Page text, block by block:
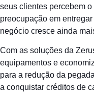
seus clientes percebem
preocupação em
negócio cresce ainda
Com as soluções da
equipamentos e
para a redução da
a conquistar créditos de